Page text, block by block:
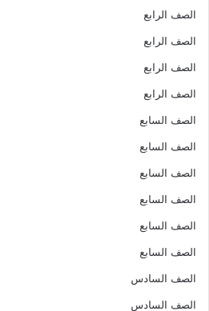
الصف الرابع
الصف الرابع
الصف الرابع
الصف الرابع
الصف السابع
الصف السابع
الصف السابع
الصف السابع
الصف السابع
الصف السابع
الصف السادس
الصف السادس